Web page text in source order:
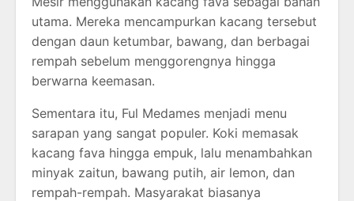
utama. Mereka mencampurkan kacang tersebut
dengan daun ketumbar, bawang, dan berbagai
rempah sebelum menggorengnya hingga
berwarna keemasan.
Sementara itu, Ful Medames menjadi menu
sarapan yang sangat populer. Koki memasak
kacang fava hingga empuk, lalu menambahkan
minyak zaitun, bawang putih, air lemon, dan
rempah-rempah. Masyarakat biasanya